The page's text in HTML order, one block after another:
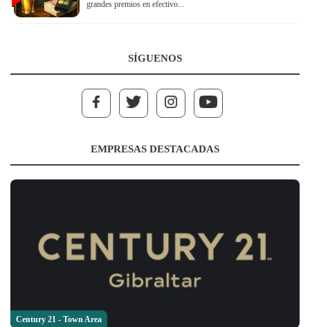
grandes premios en efectivo...
SÍGUENOS
EMPRESAS DESTACADAS
Century 21 - Town Area